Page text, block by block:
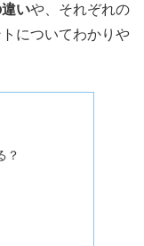
いや、それぞれの
についてわかりや
？